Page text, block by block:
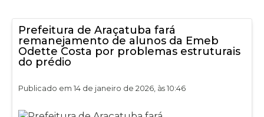
Prefeitura de Araçatuba fará
remanejamento de alunos da Emeb
Odette Costa por problemas estruturais
do prédio
Publicado em 14 de janeiro de 2026, às 10:46